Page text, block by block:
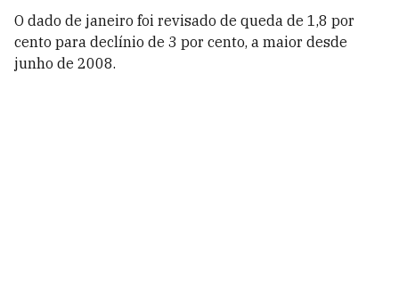
O dado de janeiro foi revisado de queda de 1,8 por
cento para declínio de 3 por cento, a maior desde
junho de 2008.